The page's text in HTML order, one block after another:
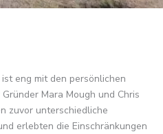
eng mit den persönlichen
Mara Mough und Chris
zuvor unterschiedliche
erlebten die Einschränkungen